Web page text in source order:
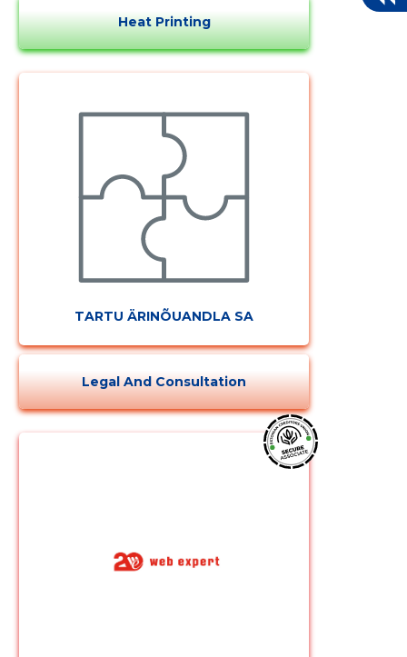
Heat Printing
TARTU ÄRINÕUANDLA SA
Legal And Consultation